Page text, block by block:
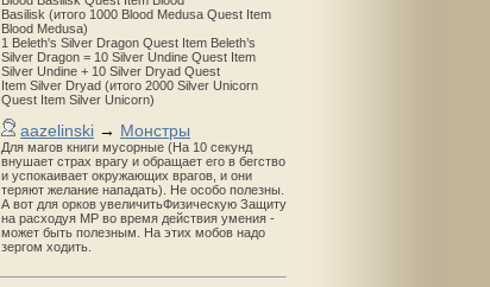
Basilisk (итого 1000 Blood Medusa Quest Item
Blood Medusa)
1 Beleth's Silver Dragon Quest Item Beleth’s
Silver Dragon = 10 Silver Undine Quest Item
Silver Undine + 10 Silver Dryad Quest
Item Silver Dryad (итого 2000 Silver Unicorn
Quest Item Silver Unicorn)
aazelinski → Монстры
Для магов книги мусорные (На 10 секунд
внушает страх врагу и обращает его в бегство
и успокаивает окружающих врагов, и они
теряют желание нападать). Не особо полезны.
А вот для орков увеличитьФизическую Защиту
на расходуя MP во время действия умения -
может быть полезным. На этих мобов надо
зергом ходить.